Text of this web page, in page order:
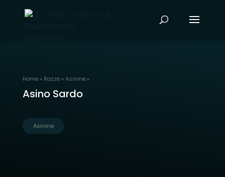
Home» Razze» Asinine»
Asino Sardo
Asinine